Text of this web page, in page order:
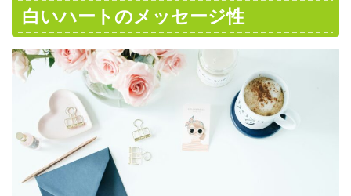
白いハートのメッセージ性